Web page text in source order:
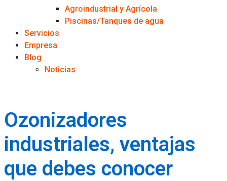
Agroindustrial y Agrícola
Piscinas/Tanques de agua
Servicios
Empresa
Blog
Noticias
Ozonizadores
industriales, ventajas
que debes conocer